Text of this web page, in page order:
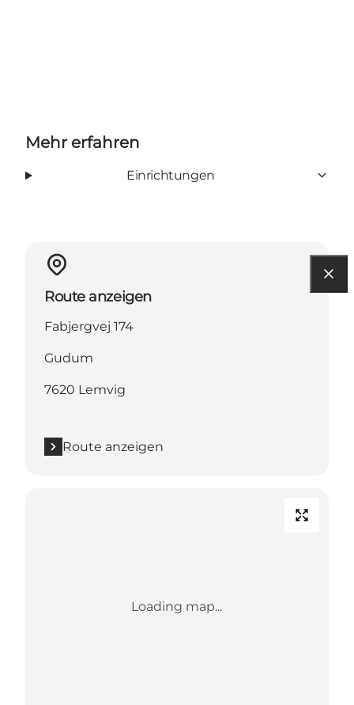
Mehr erfahren
Einrichtungen
Route anzeigen
Fabjergvej 174
Gudum
7620 Lemvig
Route anzeigen
Loading map...